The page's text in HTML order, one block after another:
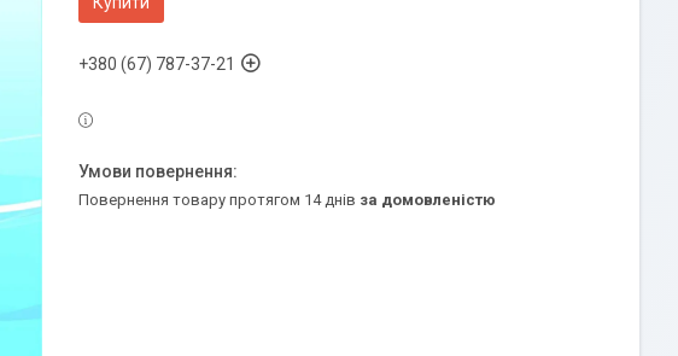
+380 (67) 787-37-21
повернення товару протягом 14 днів за домовленістю